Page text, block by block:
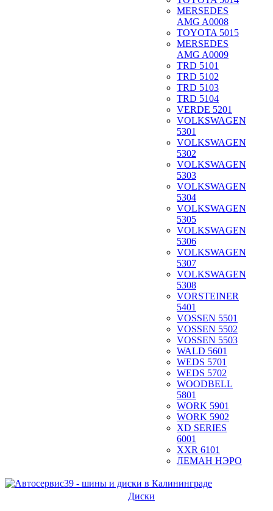
MERSEDES
AMG A0008
TOYOTA 5015
MERSEDES
AMG A0009
TRD 5101
TRD 5102
TRD 5103
TRD 5104
VERDE 5201
VOLKSWAGEN
5301
VOLKSWAGEN
5302
VOLKSWAGEN
5303
VOLKSWAGEN
5304
VOLKSWAGEN
5305
VOLKSWAGEN
5306
VOLKSWAGEN
5307
VOLKSWAGEN
5308
VORSTEINER
5401
VOSSEN 5501
VOSSEN 5502
VOSSEN 5503
WALD 5601
WEDS 5701
WEDS 5702
WOODBELL
5801
WORK 5901
WORK 5902
XD SERIES
6001
XXR 6101
ЛЕМАН НЭРО
Диски